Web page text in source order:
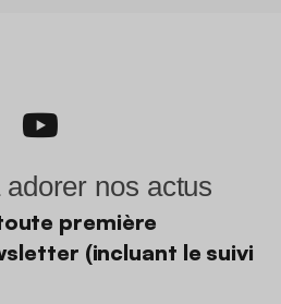
nos actus
première
(incluant le suivi